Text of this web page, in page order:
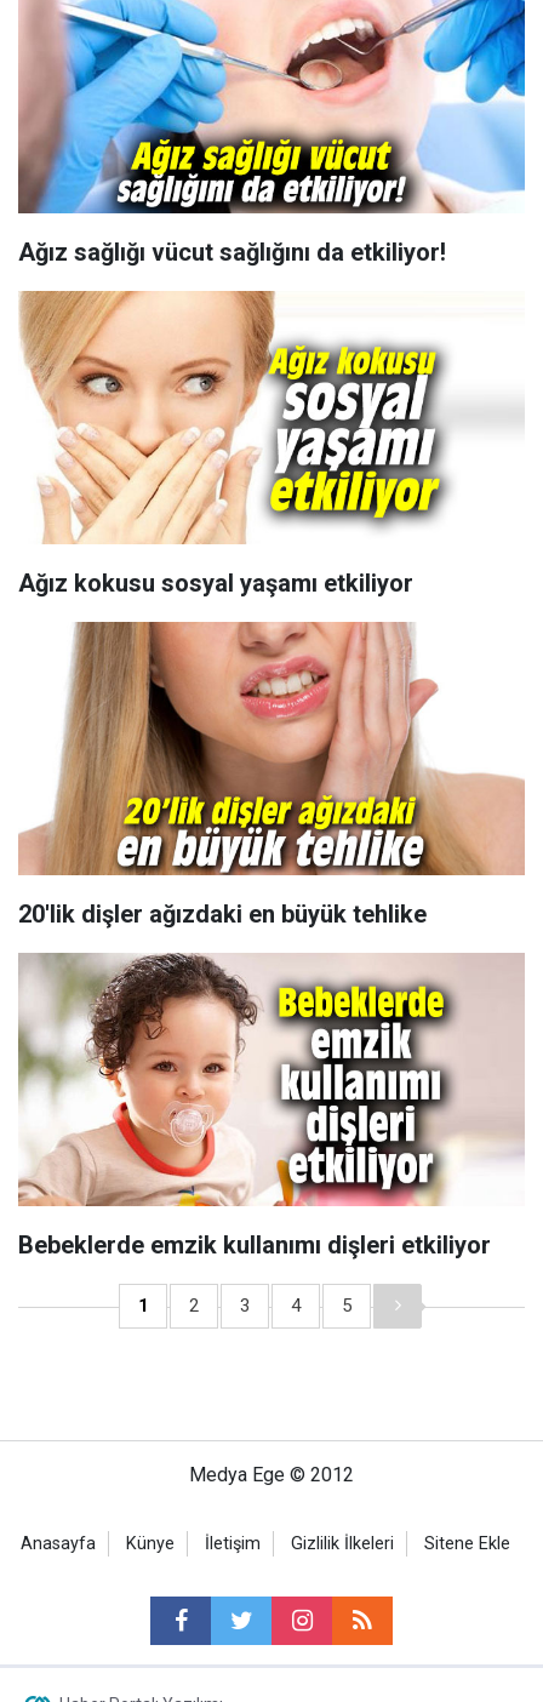
Ağız sağlığı vücut sağlığını da etkiliyor!
Ağız kokusu sosyal yaşamı etkiliyor
20'lik dişler ağızdaki en büyük tehlike
Bebeklerde emzik kullanımı dişleri etkiliyor
1 2 3 4 5
Medya Ege © 2012
Anasayfa Künye İletişim Gizlilik İlkeleri Sitene Ekle